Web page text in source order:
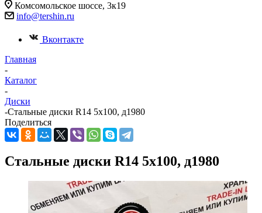
Комсомольское шоссе, 3к19
info@tershin.ru
Вконтакте
Главная
-
Каталог
-
Диски
-Стальные диски R14 5x100, д1980
Поделиться
Стальные диски R14 5x100, д1980